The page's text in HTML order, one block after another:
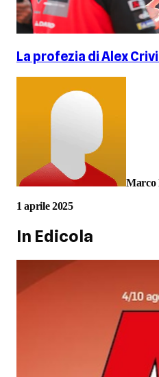
La profezia di Alex
Marco
1 aprile 2025
In Edicola